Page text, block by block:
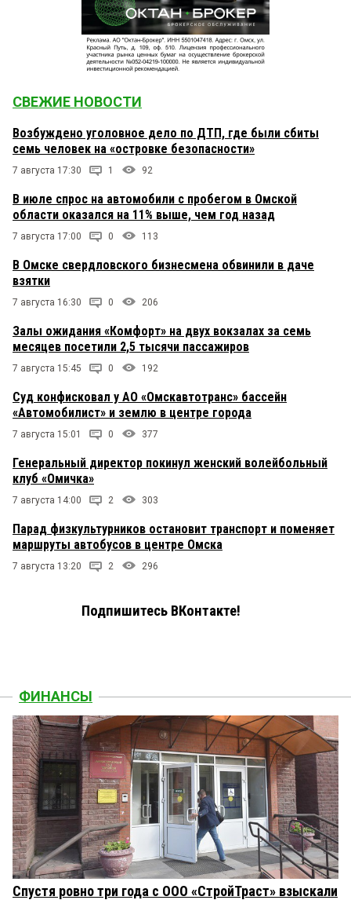
СВЕЖИЕ НОВОСТИ
Возбуждено уголовное дело по ДТП, где были сбиты
семь человек на «островке безопасности»
7 августа 17:30 1 92
В июле спрос на автомобили с пробегом в Омской
области оказался на 11% выше, чем год назад
7 августа 17:00 0 113
В Омске свердловского бизнесмена обвинили в даче
взятки
7 августа 16:30 0 206
Залы ожидания «Комфорт» на двух вокзалах за семь
месяцев посетили 2,5 тысячи пассажиров
7 августа 15:45 0 192
Суд конфисковал у АО «Омскавтотранс» бассейн
«Автомобилист» и землю в центре города
7 августа 15:01 0 377
Генеральный директор покинул женский волейбольный
клуб «Омичка»
7 августа 14:00 2 303
Парад физкультурников остановит транспорт и поменяет
маршруты автобусов в центре Омска
7 августа 13:20 2 296
Подпишитесь ВКонтакте!
ФИНАНСЫ
Спустя ровно три года с ООО «СтройТраст» взыскали